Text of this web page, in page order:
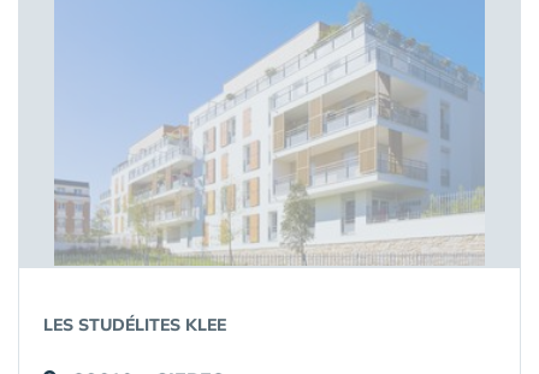
LES STUDÉLITES KLEE